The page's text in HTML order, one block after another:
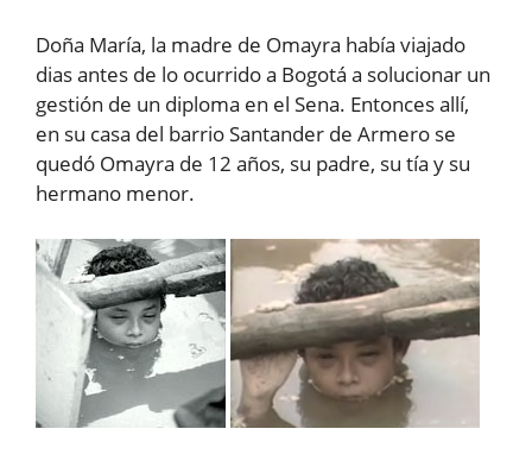
Doña María, la madre de Omayra había viajado
dias antes de lo ocurrido a Bogotá a solucionar un
gestión de un diploma en el Sena. Entonces allí,
en su casa del barrio Santander de Armero se
quedó Omayra de 12 años, su padre, su tía y su
hermano menor.